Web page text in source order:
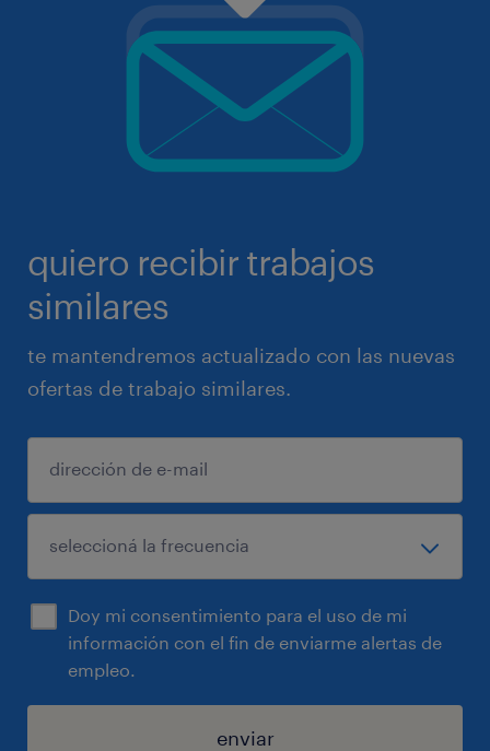
quiero recibir trabajos
similares
te mantendremos actualizado con las nuevas
ofertas de trabajo similares.
Doy mi consentimiento para el uso de mi
información con el fin de enviarme alertas de
empleo.
enviar